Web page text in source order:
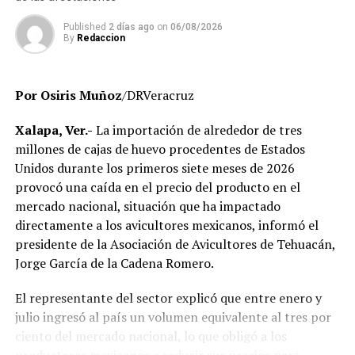
trabajadores que, hasta el momento, no han podido ser
localizados para efectos de la verificación
Autoridades educativas señalaron que estas acciones
institucional cuyo objetivo es garantizar que la
universidad opere bajo criterios de legalidad, eficiencia y
transparencia, privilegiando el servicio que se brinda a
miles de estudiantes en la entidad.
El Gobierno del Estado ha reiterado que las
investigaciones se desarrollan con apego a la ley y
respetando el debido proceso, por lo que hasta el
responsabilidades individuales.
Published 2 días ago on 06/08/2026
By Redaccion
Por Osiris Muñoz/DRVeracruz
Xalapa, Ver.- La importación de alrededor de tres
millones de cajas de huevo procedentes de Estados
Unidos durante los primeros siete meses de 2026
provocó una caída en el precio del producto en el
mercado nacional, situación que ha impactado
directamente a los avicultores mexicanos, informó el
presidente de la Asociación de Avicultores de Tehuacán,
Jorge García de la Cadena Romero.
El representante del sector explicó que entre enero y
julio ingresó al país un volumen equivalente al tres por
ciento del mercado nacional, lo que obligó a los